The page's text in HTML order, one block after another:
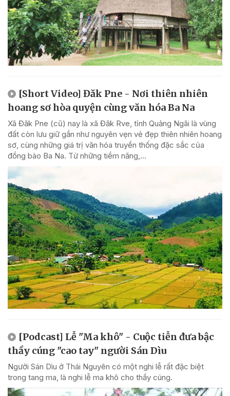
[Short Video] Đăk Pne - Nơi thiên nhiên
hoang sơ hòa quyện cùng văn hóa Ba Na
Xã Đăk Pne (cũ) nay là xã Đăk Rve, tỉnh Quảng Ngãi là vùng
đất còn lưu giữ gần như nguyên vẹn vẻ đẹp thiên nhiên hoang
sơ, cùng những giá trị văn hóa truyền thống đặc sắc của
đồng bào Ba Na. Từ những tiềm năng,...
[Podcast] Lễ "Ma khô" - Cuộc tiễn đưa bậc
thầy cúng "cao tay" người Sán Dìu
Người Sán Dìu ở Thái Nguyên có một nghi lễ rất đặc biệt
trong tang ma, là nghi lễ ma khô cho thầy cúng.